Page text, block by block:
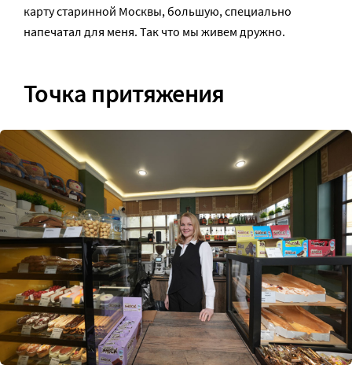
карту старинной Москвы, большую, специально
напечатал для меня. Так что мы живем дружно.
Точка притяжения